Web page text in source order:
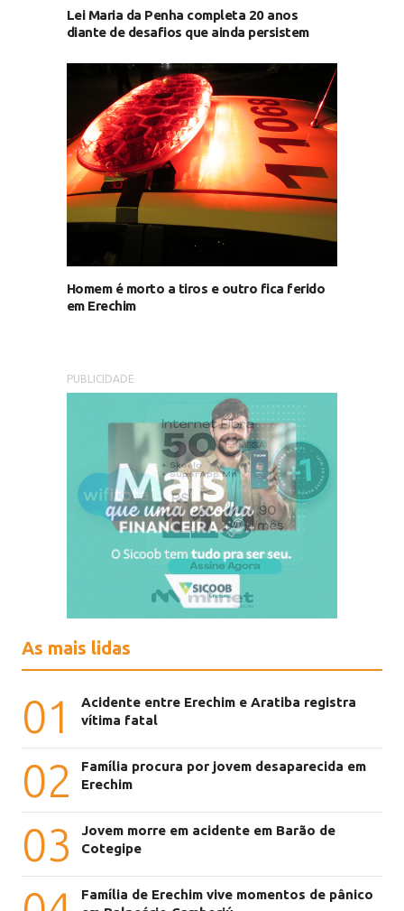
Lei Maria da Penha completa 20 anos
diante de desafios que ainda persistem
Homem é morto a tiros e outro fica ferido
em Erechim
PUBLICIDADE
As mais lidas
01
Acidente entre Erechim e Aratiba registra
vítima fatal
02
Família procura por jovem desaparecida em
Erechim
03
Jovem morre em acidente em Barão de
Cotegipe
Família de Erechim vive momentos de pânico